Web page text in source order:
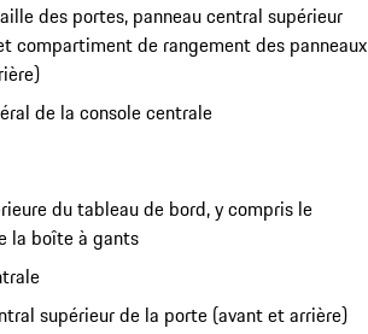
des portes, panneau central supérieur
compartiment de rangement des panneaux
de la console centrale
du tableau de bord, y compris le
la boîte à gants
supérieur de la porte (avant et arrière)